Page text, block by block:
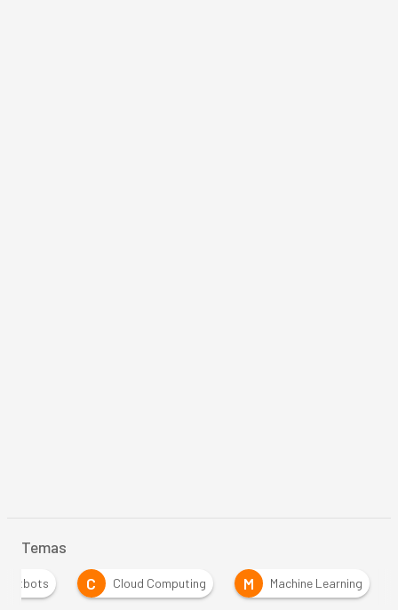
Temas
C Cloud Computing M Machine Learning